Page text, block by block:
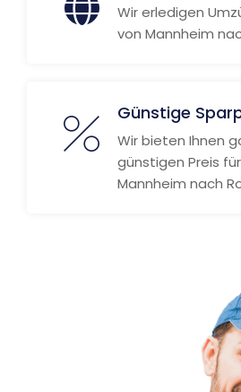
Wir erledigen
von Mannheim
Günstige
Wir bieten Ihnen
günstigen Preis
Mannheim nach